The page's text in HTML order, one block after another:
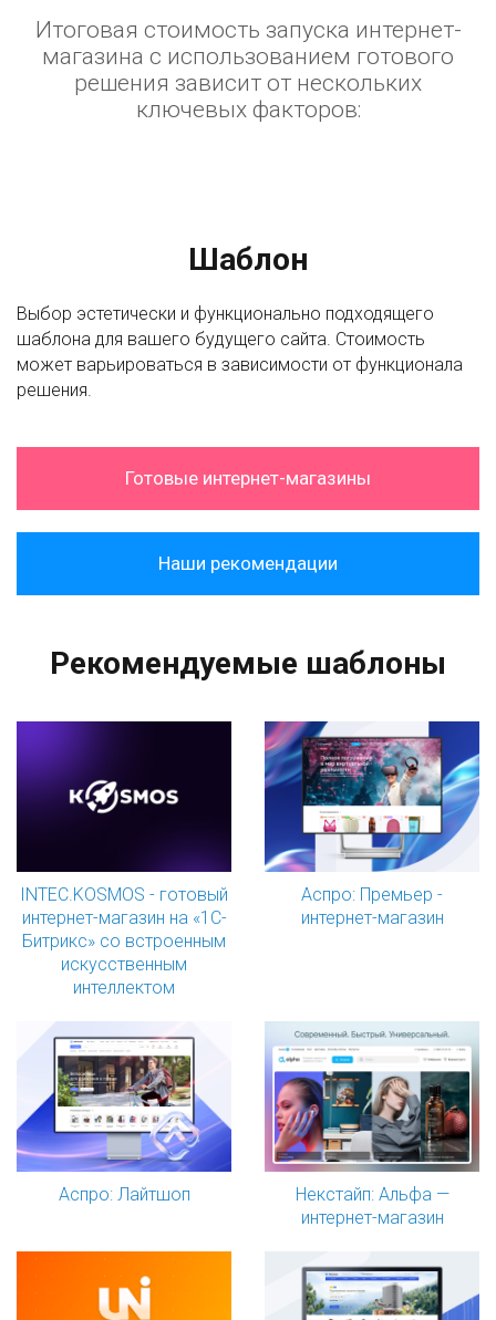
Итоговая стоимость запуска интернет-
магазина с использованием готового
решения зависит от нескольких
ключевых факторов:
Шаблон
Выбор эстетически и функционально подходящего
шаблона для вашего будущего сайта. Стоимость
может варьироваться в зависимости от функционала
решения.
Готовые интернет-магазины
Наши рекомендации
Рекомендуемые шаблоны
INTEC.KOSMOS - готовый
интернет-магазин на «1С-
Битрикс» со встроенным
искусственным
интеллектом
Аспро: Премьер -
интернет-магазин
Аспро: Лайтшоп
Некстайп: Альфа —
интернет-магазин